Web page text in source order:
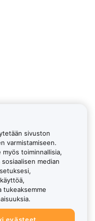
sivuston
varmistamiseen.
myös toiminnallisia,
median
tukeaksemme